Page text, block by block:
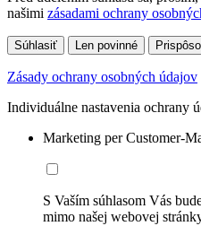
našimi zásadami ochrany
Súhlasiť Len povinné
Zásady ochrany osobných údajov
Individuálne nastavenia ochrany
Marketing per Customer-
S Vaším súhlasom Vás
mimo našej webovej